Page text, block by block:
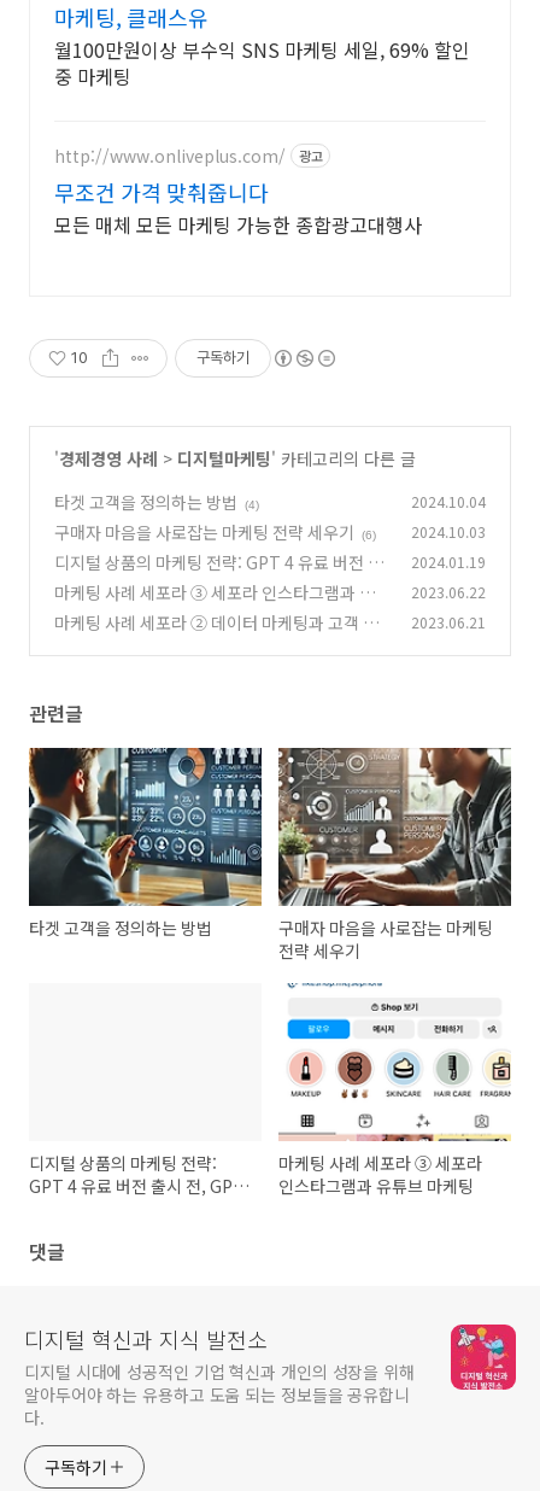
마케팅, 클래스유
월100만원이상 부수익 SNS 마케팅 세일, 69% 할인
중 마케팅
http://www.onliveplus.com/ 광고
무조건 가격 맞춰줍니다
모든 매체 모든 마케팅 가능한 종합광고대행사
10 구독하기
'경제경영 사례 > 디지털마케팅' 카테고리의 다른 글
타겟 고객을 정의하는 방법
(4) 2024.10.04
구매자 마음을 사로잡는 마케팅 전략 세우기 (6) 2024.10.03
디지털 상품의 마케팅 전략: GPT 4 유료 버전 출
시 전, GPT 3.5 마케팅 효과
(1)
2024.01.19
마케팅 사례 세포라 ③ 세포라 인스타그램과 유
튜브 마케팅
(0)
2023.06.22
마케팅 사례 세포라 ② 데이터 마케팅과 고객 경
2023.06.21
관련글
타겟 고객을 정의하는 방법
구매자 마음을 사로잡는 마케팅
전략 세우기
디지털 상품의 마케팅 전략:
GPT 4 유료 버전 출시 전, GPT
마케팅 사례 세포라 ③ 세포라
인스타그램과 유튜브 마케팅
댓글
디지털 혁신과 지식 발전소
디지털 시대에 성공적인 기업 혁신과 개인의 성장을 위해
알아두어야 하는 유용하고 도움 되는 정보들을 공유합니
다.
구독하기